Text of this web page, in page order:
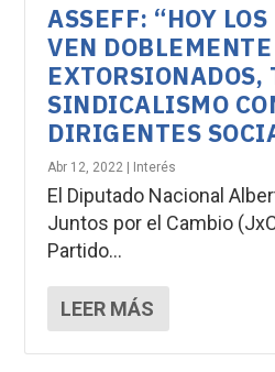
ASSEFF: “HOY
VEN DOBLEMENTE
EXTORSIONADOS,
SINDICALISMO
DIRIGENTES
Abr 12, 2022 | Interés
El Diputado Nacional
Juntos por el Cambio
Partido...
LEER MÁS